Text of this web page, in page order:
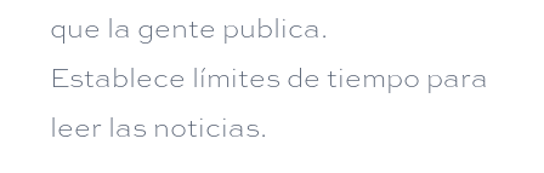
que la gente publica.
Establece límites de tiempo para
leer las noticias.